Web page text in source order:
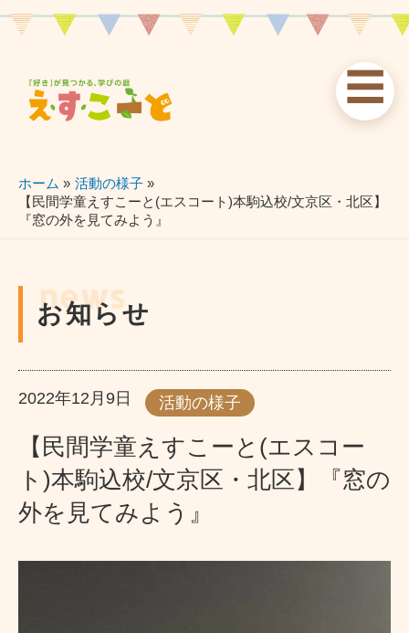
☰
お知らせ
news
えすこーと 各校案内
schools
ホーム
活動の様子
【民間学童えすこーと(エスコート)本駒込校/文京区・北区】
『窓の外を見てみよう』
news
お知らせ
2022年12月9日 活動の様子
【民間学童えすこーと(エスコー
ト)本駒込校/文京区・北区】『窓の
外を見てみよう』